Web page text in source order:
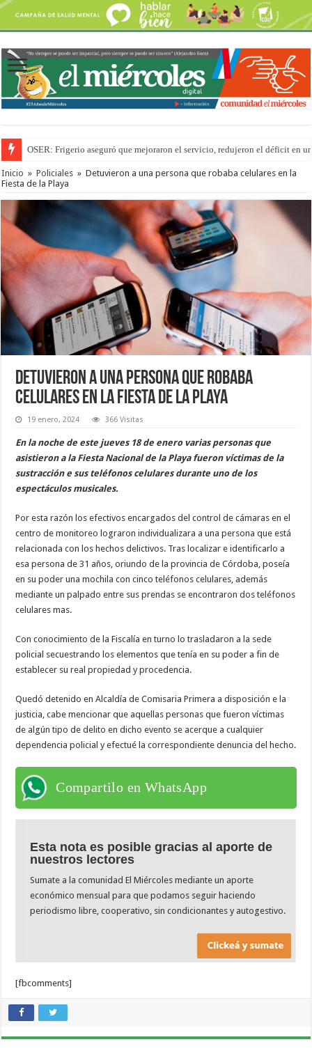
OSER: Frigerio aseguró que mejoraron el servicio, redujeron el déficit en
Por primera vez hicieron una cirugía de reconstrucción torácica en el
Inicio » Policiales » Detuvieron a una persona que robaba celulares en la
Fiesta de la Playa
Detuvieron a una persona que robaba
celulares en la Fiesta de la Playa
19 enero, 2024 366 Visitas
En la noche de este jueves 18 de enero varias personas que
asistieron a la Fiesta Nacional de la Playa fueron víctimas de la
sustracción e sus teléfonos celulares durante uno de los
espectáculos musicales.
Por esta razón los efectivos encargados del control de cámaras en el
centro de monitoreo lograron individualizara a una persona que está
relacionada con los hechos delictivos. Tras localizar e identificarlo a
esa persona de 31 años, oriundo de la provincia de Córdoba, poseía
en su poder una mochila con cinco teléfonos celulares, además
mediante un palpado entre sus prendas se encontraron dos teléfonos
celulares mas.
Con conocimiento de la Fiscalía en turno lo trasladaron a la sede
policial secuestrando los elementos que tenía en su poder a fin de
establecer su real propiedad y procedencia.
Quedó detenido en Alcaldía de Comisaria Primera a disposición e la
justicia, cabe mencionar que aquellas personas que fueron víctimas
de algún tipo de delito en dicho evento se acerque a cualquier
dependencia policial y efectué la correspondiente denuncia del hecho.
Compartilo en WhatsApp
Esta nota es posible gracias al aporte de
nuestros lectores
Sumate a la comunidad El Miércoles mediante un aporte
económico mensual para que podamos seguir haciendo
periodismo libre, cooperativo, sin condicionantes y autogestivo.
[fbcomments]